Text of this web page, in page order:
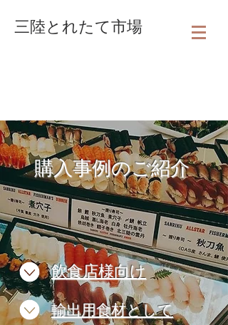
三陸とれたて市場
購入事例のご紹介
飲食店様向け
輸出用食材として